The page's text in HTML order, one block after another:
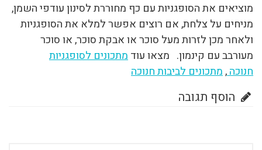
מוציאים את הסופגניות עם כף מחוררת לסינון עודפי השמן,
מניחים על צלחת, אם רוצים אפשר למלא את הסופגניות
ולאחר מכן לזרות מעל סוכר או אבקת סוכר, או סוכר
מעורבב עם קינמון. מצאו עודמתכונים לסופגניות
חנוכה,מתכונים לביבות חנוכה
הוסף תגובה